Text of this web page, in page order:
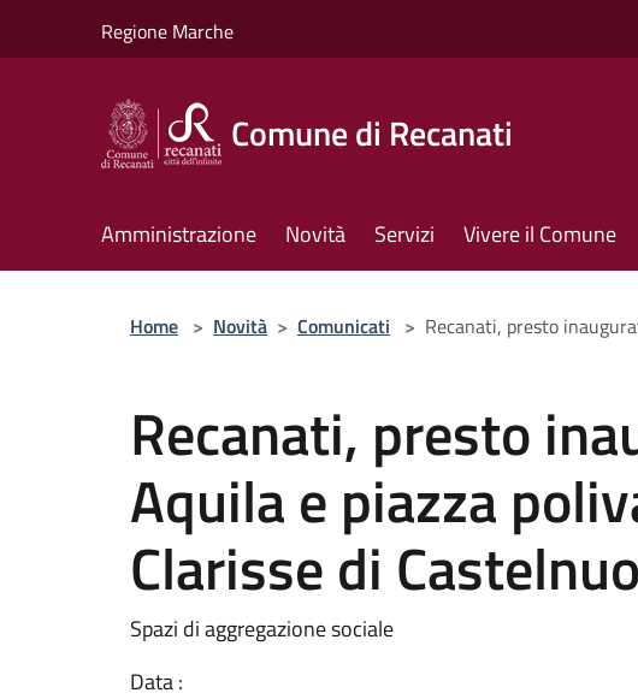
Regione Marche
Comune di Recanati
Amministrazione Novità Servizi Vivere il Comune
Home > Novità > Comunicati > Recanati, presto
Recanati, presto
Aquila e piazza
Clarisse di
Spazi di aggregazione sociale
Data :